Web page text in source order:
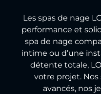
Les spas de nage
performance et
spa de nage
intime ou d’une
détente totale,
votre projet.
avancés, nos